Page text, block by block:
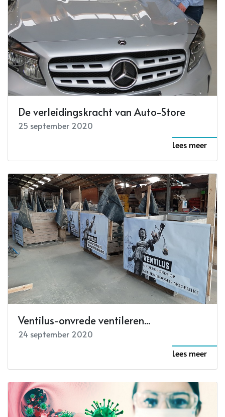
De verleidingskracht van Auto-Store
25 september 2020
Lees meer
Ventilus-onvrede ventileren...
24 september 2020
Lees meer